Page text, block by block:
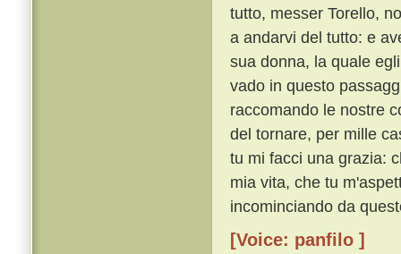
tutto, messer Torello,
a andarvi del tutto: e
sua donna, la quale
vado in questo
raccomando le nostre
del tornare, per mille
tu mi facci una grazia:
mia vita, che tu
incominciando da
[Voice: panfilo ]